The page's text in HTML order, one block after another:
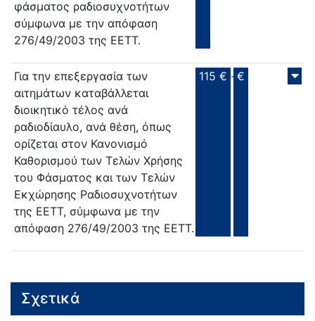
φάσματος ραδιοσυχνοτήτων
σύμφωνα με την απόφαση
276/49/2003 της ΕΕΤΤ.
Για την επεξεργασία των
αιτημάτων καταβάλλεται
διοικητικό τέλος ανά
ραδιοδίαυλο, ανά θέση, όπως
ορίζεται στον Κανονισμό
Καθορισμού των Τελών Χρήσης
του Φάσματος και των Τελών
Εκχώρησης Ραδιοσυχνοτήτων
της ΕΕΤΤ, σύμφωνα με την
απόφαση 276/49/2003 της ΕΕΤΤ.
115 € - €
Σχετικά